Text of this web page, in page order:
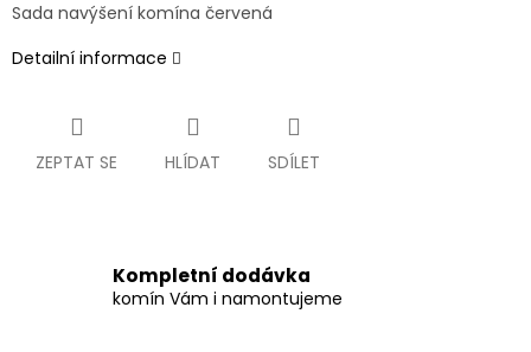
Sada navýšení komína červená
Detailní informace
ZEPTAT SE HLÍDAT SDÍLET
Kompletní dodávka
komín Vám i namontujeme